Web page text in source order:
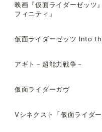
映画『仮面ライダーゼッツ
フィニティ』
仮面ライダーゼッツ Into
アギト－超能力戦争－
仮面ライダーガヴ
Vシネクスト「仮面ライダ